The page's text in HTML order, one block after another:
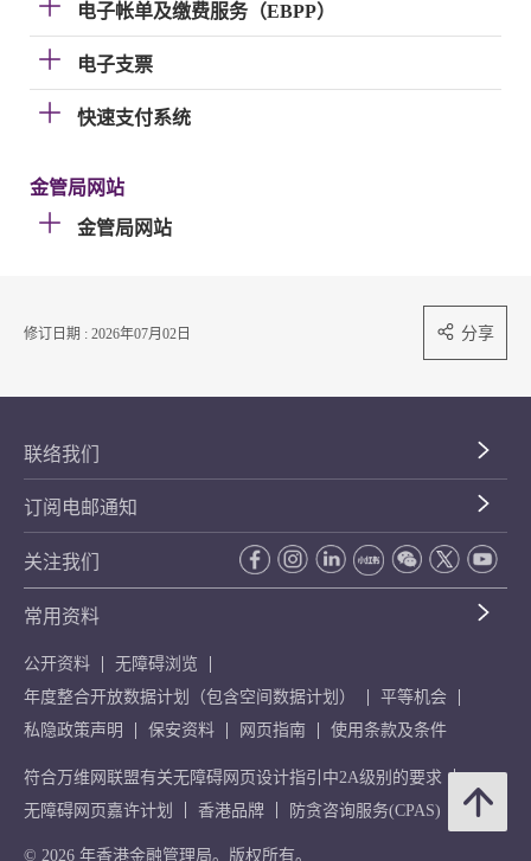
电子帐单及缴费服务（EBPP）
电子支票
快速支付系统
金管局网站
金管局网站
修订日期 : 2026年07月02日 分享
联络我们
订阅电邮通知
关注我们
常用资料
公开资料
无障碍浏览
年度整合开放数据计划（包含空间数据计划）
平等机会
私隐政策声明
保安资料 网页指南 使用条款及条件
符合万维网联盟有关无障碍网页设计指引中2A级别的要求
无障碍网页嘉许计划
香港品牌 防贪咨询服务(CPAS)
© 2026 年香港金融管理局。版权所有。